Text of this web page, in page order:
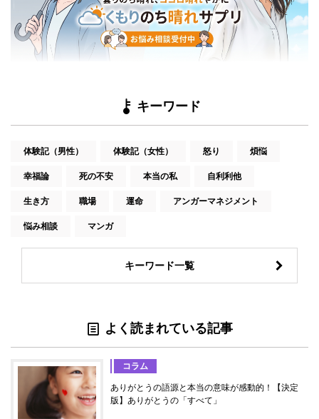
キーワード
体験記（男性） 体験記（女性） 怒り 煩悩
幸福論 死の不安 本当の私 自利利他
生き方 職場 運命 アンガーマネジメント
悩み相談 マンガ
キーワード一覧
よく読まれている記事
コラム
ありがとうの語源と本当の意味が感動的！【決定
版】ありがとうの「すべて」